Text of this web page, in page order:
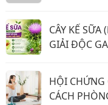
CÂY KẾ SỮA
GIẢI ĐỘC
HỘI CHỨNG
CÁCH